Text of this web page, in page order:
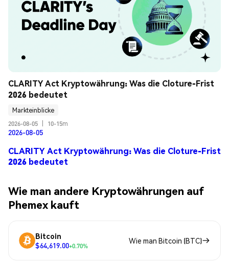
CLARITY Act Kryptowährung: Was die Cloture-Frist
2026 bedeutet
Markteinblicke
2026-08-05
10-15m
2026-08-05
CLARITY Act Kryptowährung: Was die Cloture-Frist
2026 bedeutet
Wie man andere Kryptowährungen auf
Phemex kauft
Bitcoin
$64,619.00+0.70%
Wie man Bitcoin (BTC)